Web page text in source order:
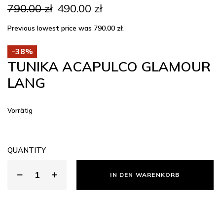
790.00zł Ursprünglicher
Preis
war:
790.00 zł
490.00 złAktueller
ist:
490.00 zł.
Previous lowest price was 790.00 zł.
-38%
TUNIKA ACAPULCO GLAMOUR
LANG
Vorrätig
QUANTITY
IN DEN WARENKORB